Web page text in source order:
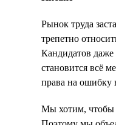
Рынок труда
трепетно
Кандидатов
становится всё
права на ошибку
Мы хотим, чтобы